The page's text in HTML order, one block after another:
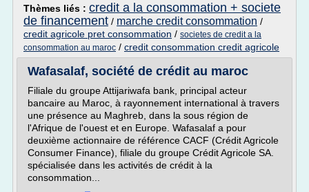
Thèmes liés : credit a la consommation + societe
de financement / marche credit consommation /
credit agricole pret consommation / societes de credit a la
consommation au maroc / credit consommation credit agricole
Wafasalaf, société de crédit au maroc
Filiale du groupe Attijariwafa bank, principal acteur
bancaire au Maroc, à rayonnement international à travers
une présence au Maghreb, dans la sous région de
l'Afrique de l'ouest et en Europe. Wafasalaf a pour
deuxième actionnaire de référence CACF (Crédit Agricole
Consumer Finance), filiale du groupe Crédit Agricole SA.
spécialisée dans les activités de crédit à la
consommation...